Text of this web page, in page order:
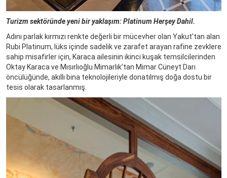
Turizm sektöründe yeni bir yaklaşım: Platinum Herşey Dahil.
Adını parlak kırmızı renkte değerli bir mücevher olan Yakut’tan alan
Rubi Platinum, lüks içinde sadelik ve zarafet arayan rafine zevklere
sahip misafirler için, Karaca ailesinin ikinci kuşak temsilcilerinden
Oktay Karaca ve Mısırlıoğlu Mimarlık’tan Mimar Cüneyt Darı
öncülüğünde, akıllı bina teknolojileriyle donatılmış doğa dostu bir
tesis olarak tasarlanmış.